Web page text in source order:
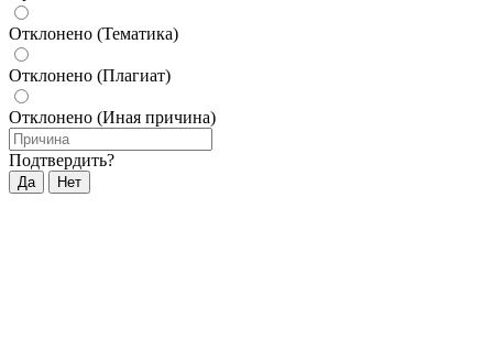
Отклонено (Тематика)
Отклонено (Плагиат)
Отклонено (Иная причина)
Подтвердить?
Да Нет